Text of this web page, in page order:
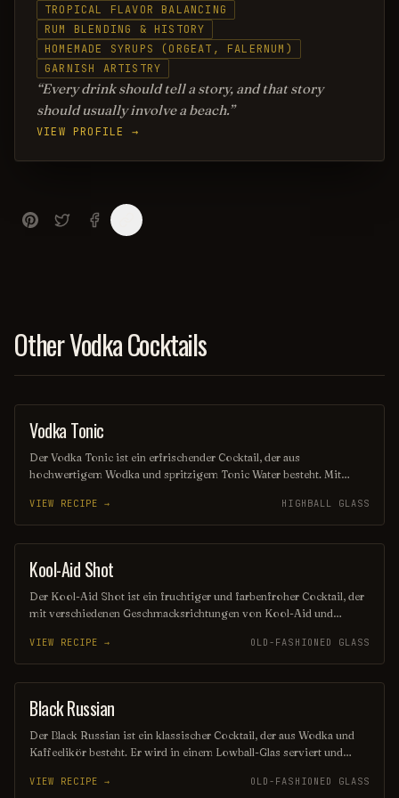
TROPICAL FLAVOR BALANCING
RUM BLENDING & HISTORY
HOMEMADE SYRUPS (ORGEAT, FALERNUM)
GARNISH ARTISTRY
Every drink should tell a story, and that story
should usually involve a beach.
VIEW PROFILE →
Other Vodka Cocktails
COCKTAIL
Vodka Tonic
Der Vodka Tonic ist ein erfrischender Cocktail, der aus
hochwertigem Wodka und spritzigem Tonic Water besteht. Mit
perfekte Balance zwischen der sanften Schärfe des Wodkas und der
prickelnden Frische des Tonic Waters. Ideal für warme
Sommerabende oder gesellige Runden!
VIEW RECIPE → HIGHBALL GLASS
SHOT
Kool-Aid Shot
Der Kool-Aid Shot ist ein fruchtiger und farbenfroher Cocktail, der
mit verschiedenen Geschmacksrichtungen von Kool-Aid und
einen süßen und spritzigen Genuss, der perfekt für Partys und
gesellige Runden ist. Seine lebendige Farbe und der süße
Geschmack machen ihn zu einem beliebten Highlight an jeder Bar.
VIEW RECIPE → OLD-FASHIONED GLASS
ORDINARY DRINK
Black Russian
Der Black Russian ist ein klassischer Cocktail, der aus Wodka und
Kaffeelikör besteht. Er wird in einem Lowball-Glas serviert und
Kaffeegeschmack aus. Ideal für Liebhaber von kräftigen,
VIEW RECIPE → OLD-FASHIONED GLASS